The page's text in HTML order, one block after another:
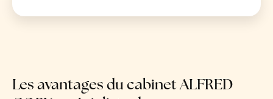
Les avantages du cabinet ALFRED